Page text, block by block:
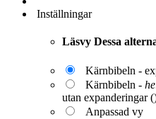
Inställningar
Läsvy Dessa
Kärnbibeln -
Kärnbibeln -
utan expanderingar
Anpassad vy